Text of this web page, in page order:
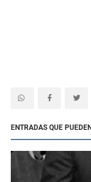
ENTRADAS QUE